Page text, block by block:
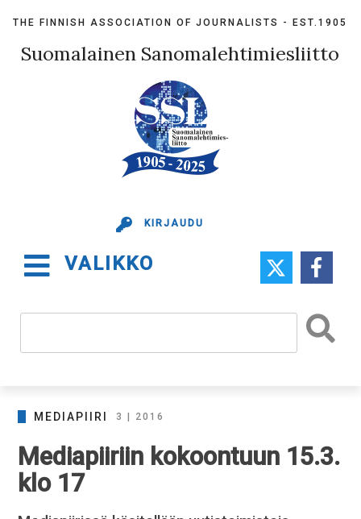
content
THE FINNISH ASSOCIATION OF JOURNALISTS - EST.1905
Suomalainen Sanomalehtimiesliitto
KIRJAUDU
VALIKKO
MEDIAPIIRI 3 | 2016
Mediapiiriin kokoontuun 15.3.
klo 17